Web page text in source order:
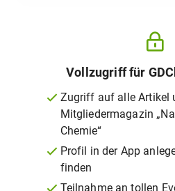
Vollzugriff für
Zugriff auf alle Artikel
Mitgliedermagazin
Chemie“
Profil in der App
finden
Teilnahme an tollen